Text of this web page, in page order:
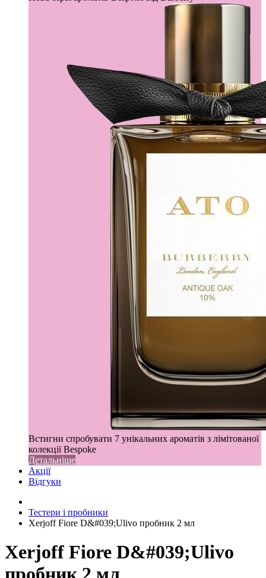
Встигни спробувати 7 унікальних ароматів з лімітованої
колекції Bespoke
Детальніше
Акції
Відгуки
Тестери і пробники
Xerjoff Fiore D&#039;Ulivo пробник 2 мл
Xerjoff Fiore D&#039;Ulivo